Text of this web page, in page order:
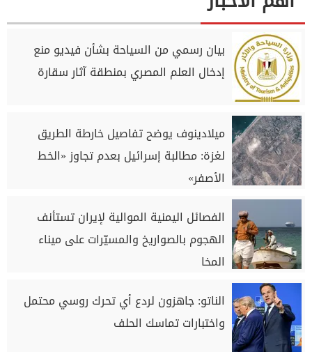
بيان رسمي من السياحة بشأن فيديو منع
إدخال العلم المصري بمنطقة آثار سقارة
ميلادينوف يوضح تفاصيل خارطة الطريق
لغزة: مطالبة إسرائيل بعدم تجاوز «الخط
الأصفر»
الفصائل اليمنية الموالية لإيران تستأنف
الهجوم بالصواريخ والمسيّرات على ميناء
المخا
الناتو: جاهزون لردع أي تحرك روسي محتمل
واختبارات تماسك الحلف